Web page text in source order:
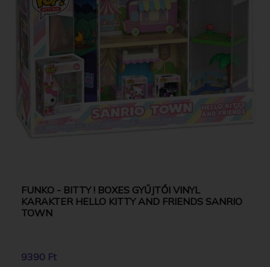
FUNKO - BITTY ! BOXES GYŰJTŐI VINYL
KARAKTER HELLO KITTY AND FRIENDS SANRIO
TOWN
9390 Ft